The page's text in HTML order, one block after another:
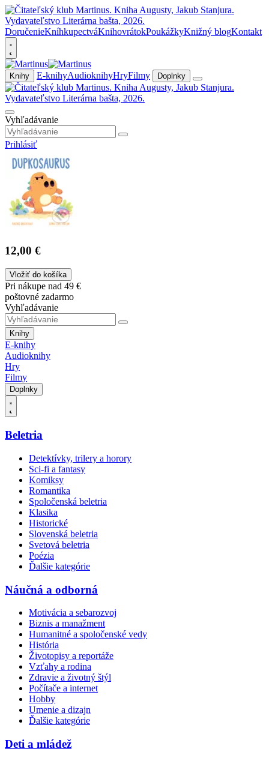
DoručenieKníhkupectváKnihovrátokPoukážkyKnižný blogKontakt
Knihy E-knihyAudioknihyHryFilmy Doplnky
Vyhľadávanie
Prihlásiť
12,00 €
Vložiť do košíka
Pri nákupe nad 49 €
poštovné zadarmo
Vyhľadávanie
Knihy
E-knihy
Audioknihy
Hry
Filmy
Doplnky
Beletria
Detektívky, trilery a horory
Sci-fi a fantasy
Komiksy
Romantika
Spoločenská beletria
Klasika
Historické
Slovenská beletria
Svetová beletria
Poézia
Ďalšie kategórie
Náučná a odborná
Motivácia a sebarozvoj
Biznis a manažment
Humanitné a spoločenské vedy
História
Životopisy a reportáže
Vzťahy a rodina
Zdravie a životný štýl
Počítače a internet
Hobby
Umenie a dizajn
Ďalšie kategórie
Deti a mládež